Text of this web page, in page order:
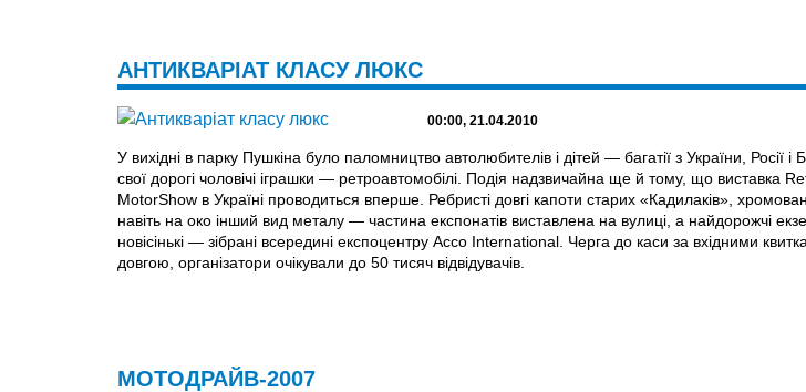
АНТИКВАРІАТ КЛАСУ ЛЮКС
00:00, 21.04.2010
У вихідні в парку Пушкіна було паломництво автолюбителів і дітей — багатії з України, Росії і
свої дорогі чоловічі іграшки — ретроавтомобілі. Подія надзвичайна ще й тому, що виставка
MotorShow в Україні проводиться вперше. Ребристі довгі капоти старих «Кадилаків»,
навіть на око інший вид металу — частина експонатів виставлена на вулиці, а найдорожчі
новісінькі — зібрані всередині експоцентру Acco International. Черга до каси за вхідними
довгою, організатори очікували до 50 тисяч відвідувачів.
МОТОДРАЙВ-2007